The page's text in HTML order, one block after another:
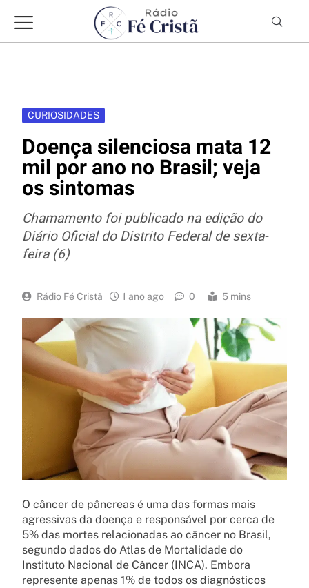
CURIOSIDADES
Doença silenciosa mata 12
mil por ano no Brasil; veja
os sintomas
Chamamento foi publicado na edição do
Diário Oficial do Distrito Federal de sexta-
feira (6)
Rádio Fé Cristã 1 ano ago 0 5 mins
O câncer de pâncreas é uma das formas mais
agressivas da doença e responsável por cerca de
5% das mortes relacionadas ao câncer no Brasil,
segundo dados do Atlas de Mortalidade do
Instituto Nacional de Câncer (INCA). Embora
represente apenas 1% de todos os diagnósticos